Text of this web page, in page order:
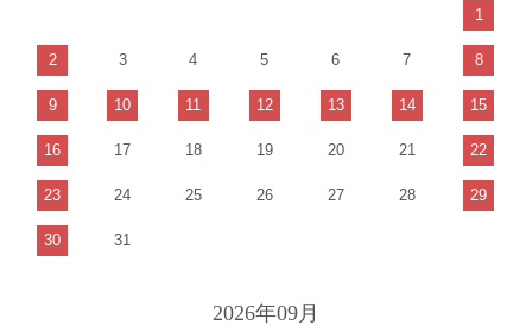
1
2 3 4 5 6 7 8
9 10 11 12 13 14 15
16 17 18 19 20 21 22
23 24 25 26 27 28 29
30 31
2026年09月